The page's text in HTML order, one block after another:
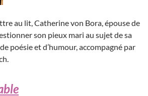
au lit, Catherine von Bora, épouse de
son pieux mari au sujet de sa
poésie et d’humour, accompagné par